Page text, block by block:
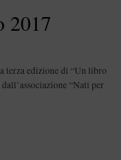
2017
edizione di “Un libro
“Nati per